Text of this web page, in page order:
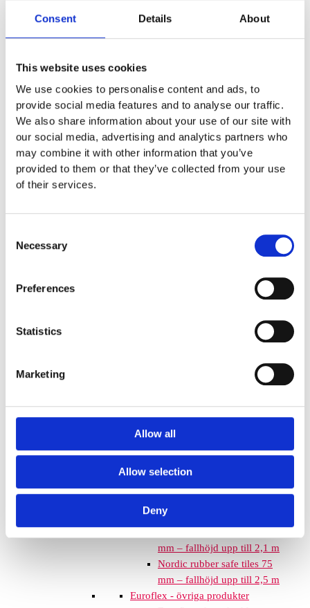
Consent Details About
This website uses cookies
We use cookies to personalise content and ads, to
provide social media features and to analyse our traffic.
We also share information about your use of our site with
our social media, advertising and analytics partners who
may combine it with other information that you’ve
provided to them or that they’ve collected from your use
of their services.
Selection
Necessary
Preferences
Statistics
Marketing
Allow all
Allow selection
Deny
Övrigt
TrampolinTrampolinerna är
gör att barnen kan hoppa högt. Att
komplettera lekplatsen med
trampoliner blir ett spännande inslag
som de flesta barnen uppskattar. De
tar inte mycket plats och de fälls ner
i marken så de kan med fördel
monteras mellan lekplatsutrustning
FALLSKYDD & UNDERLAG
Euroflex fallskyddsmatta 30
Euroflex fallskyddsmatta 40
Euroflex fallskyddsmatta 50
mm - för fallhöjd 1,5 meter
mm – för fallhöjd 1,7 meter
Euroflex fallskyddsmatta 70
mm - för fallhöjd 2,1 meter
Euroflex fallskyddsmatta 80
mm - för fallhöjd 2,4 meter
Euroflex fallskyddsmatta 90
mm soft - för fallhöjd 3,0
mm – fallhöjd upp till 1,5 m
mm – fallhöjd upp till 2,1 m
Nordic rubber safe tiles 75
mm – fallhöjd upp till 2,5 m
Euroflex - övriga produkter